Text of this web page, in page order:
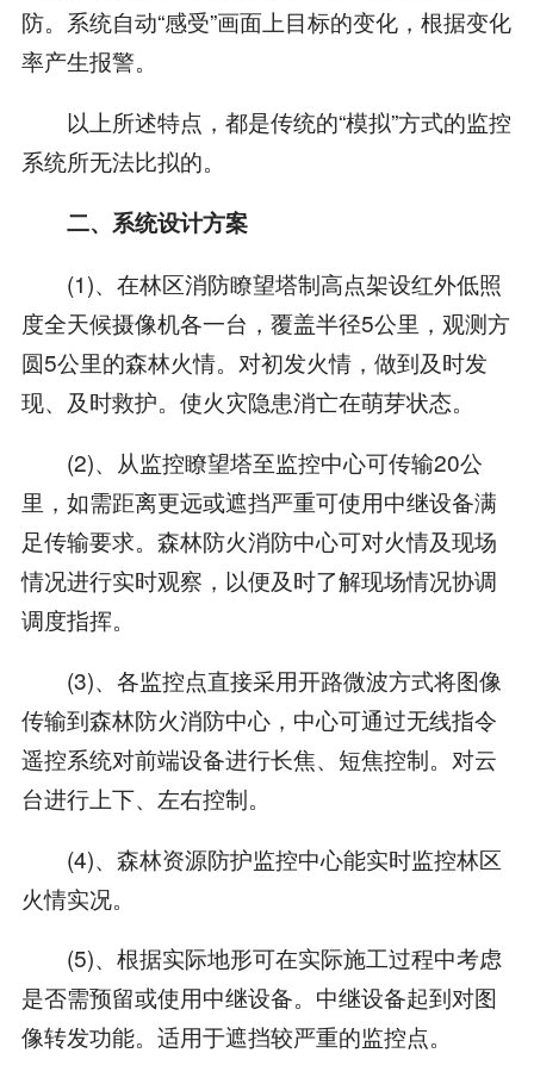
防。系统自动“感受”画面上目标的变化，根据变化
率产生报警。
以上所述特点，都是传统的“模拟”方式的监控
系统所无法比拟的。
二、系统设计方案
(1)、在林区消防瞭望塔制高点架设红外低照
度全天候摄像机各一台，覆盖半径5公里，观测方
圆5公里的森林火情。对初发火情，做到及时发
现、及时救护。使火灾隐患消亡在萌芽状态。
(2)、从监控瞭望塔至监控中心可传输20公
里，如需距离更远或遮挡严重可使用中继设备满
足传输要求。森林防火消防中心可对火情及现场
情况进行实时观察，以便及时了解现场情况协调
调度指挥。
(3)、各监控点直接采用开路微波方式将图像
传输到森林防火消防中心，中心可通过无线指令
遥控系统对前端设备进行长焦、短焦控制。对云
台进行上下、左右控制。
(4)、森林资源防护监控中心能实时监控林区
火情实况。
(5)、根据实际地形可在实际施工过程中考虑
是否需预留或使用中继设备。中继设备起到对图
像转发功能。适用于遮挡较严重的监控点。